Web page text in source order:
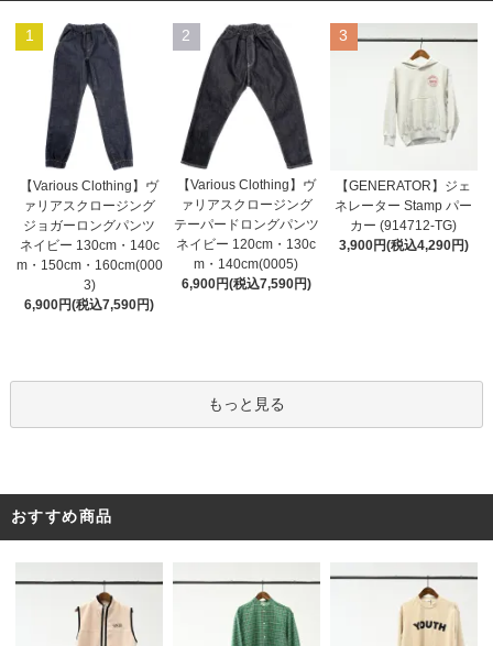
1
【Various Clothing】ヴ
ァリアスクロージング
ジョガーロングパンツ
ネイビー 130cm・140c
m・150cm・160cm(000
3)
6,900円(税込7,590円)
2
【Various Clothing】ヴ
ァリアスクロージング
テーパードロングパンツ
ネイビー 120cm・130c
m・140cm(0005)
6,900円(税込7,590円)
3
【GENERATOR】ジェ
ネレーター Stamp パー
カー (914712-TG)
3,900円(税込4,290円)
もっと見る
おすすめ商品